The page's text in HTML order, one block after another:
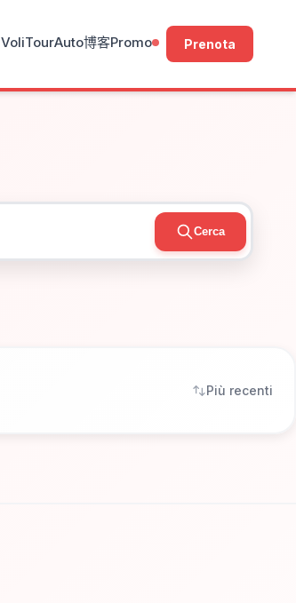
VoliTourAuto博客Promo Prenota
Cerca
Più recenti